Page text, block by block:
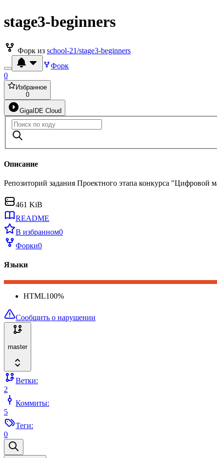
stage3-beginners
Форк из school-21/stage3-beginners
Форк
0
Избранное
0
GigaIDE Cloud
Описание
Репозиторий задания Проектного этапа конкурса "Цифровой
461 KiB
README
В избранном0
Форки0
Языки
HTML100%
Сообщить о нарушении
master
Ветки:
2
Коммиты:
5
Теги:
0